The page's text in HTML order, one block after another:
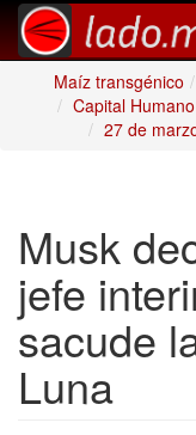
Maíz transgénico
Capital Humano
27 de
Musk
jefe
sacude
Luna